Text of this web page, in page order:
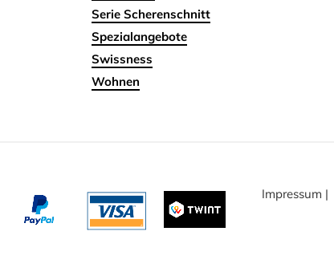
Serie Scherenschnitt
Spezialangebote
Swissness
Wohnen
Impressum |